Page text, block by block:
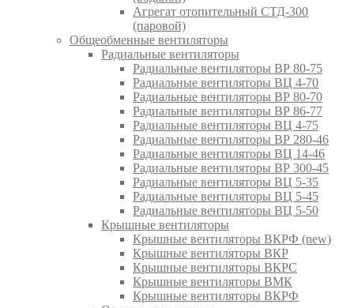
Агрегат отопительный СТД-300
(паровой)
Общеобменные вентиляторы
Радиальные вентиляторы
Радиальные вентиляторы ВР 80-75
Радиальные вентиляторы ВЦ 4-70
Радиальные вентиляторы ВР 80-70
Радиальные вентиляторы ВР 86-77
Радиальные вентиляторы ВЦ 4-75
Радиальные вентиляторы ВР 280-46
Радиальные вентиляторы ВЦ 14-46
Радиальные вентиляторы ВР 300-45
Радиальные вентиляторы ВЦ 5-35
Радиальные вентиляторы ВЦ 5-45
Радиальные вентиляторы ВЦ 5-50
Крышные вентиляторы
Крышные вентиляторы ВКРФ (new)
Крышные вентиляторы ВКР
Крышные вентиляторы ВКРС
Крышные вентиляторы ВМК
Крышные вентиляторы ВКРФ